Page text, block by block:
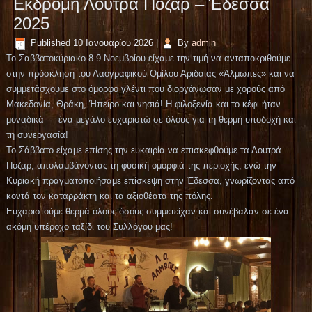
Εκδρομή Λουτρά Πόζαρ – Έδεσσα
2025
Published 10 Ιανουαρίου 2026 By admin
Το Σαββατοκύριακο 8-9 Νοεμβρίου είχαμε την τιμή να ανταποκριθούμε
στην πρόσκληση του Λαογραφικού Ομίλου Αριδαίας «Άλμωπες» και να
συμμετάσχουμε στο όμορφο γλέντι που διοργάνωσαν με χορούς από
Μακεδονία, Θράκη, Ήπειρο και νησιά! Η φιλοξενία και το κέφι ήταν
μοναδικά — ένα μεγάλο ευχαριστώ σε όλους για τη θερμή υποδοχή και
τη συνεργασία!
Το Σάββατο είχαμε επίσης την ευκαιρία να επισκεφθούμε τα Λουτρά
Πόζαρ, απολαμβάνοντας τη φυσική ομορφιά της περιοχής, ενώ την
Κυριακή πραγματοποιήσαμε επίσκεψη στην Έδεσσα, γνωρίζοντας από
κοντά τον καταρράκτη και τα αξιοθέατα της πόλης.
Ευχαριστούμε θερμά όλους όσους συμμετείχαν και συνέβαλαν σε ένα
ακόμη υπέροχο ταξίδι του Συλλόγου μας!